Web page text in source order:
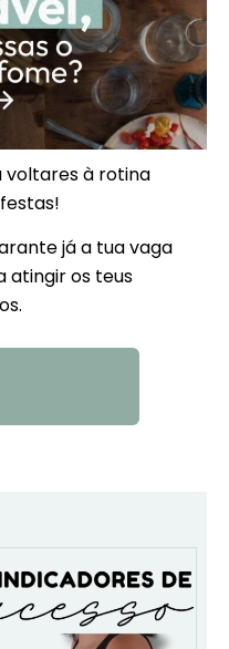
voltares à rotina
já a tua vaga
atingir os teus